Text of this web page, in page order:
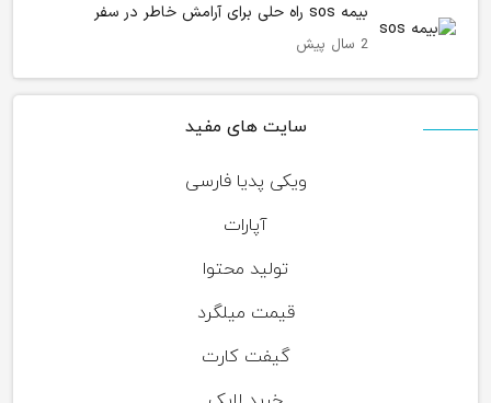
بیمه sos راه حلی برای آرامش خاطر در سفر
2 سال پیش
سایت های مفید
ویکی پدیا فارسی
آپارات
تولید محتوا
قیمت میلگرد
گیفت کارت